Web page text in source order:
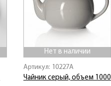
Нет в наличии
Артикул: 10227A
Чайник серый, объем 1000